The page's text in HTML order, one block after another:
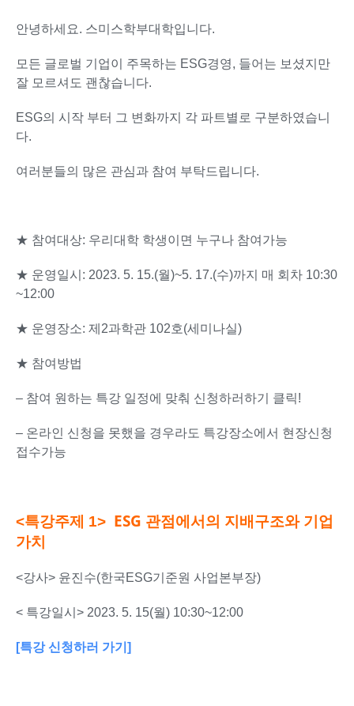
안녕하세요. 스미스학부대학입니다.
모든 글로벌 기업이 주목하는 ESG경영, 들어는 보셨지만
잘 모르셔도 괜찮습니다.
ESG의 시작 부터 그 변화까지 각 파트별로 구분하였습니
다.
여러분들의 많은 관심과 참여 부탁드립니다.
★ 참여대상: 우리대학 학생이면 누구나 참여가능
★ 운영일시: 2023. 5. 15.(월)~5. 17.(수)까지 매 회차 10:30
~12:00
★ 운영장소: 제2과학관 102호(세미나실)
★ 참여방법
– 참여 원하는 특강 일정에 맞춰 신청하러하기 클릭!
– 온라인 신청을 못했을 경우라도 특강장소에서 현장신청
접수가능
<특강주제 1> ESG 관점에서의 지배구조와 기업
가치
<강사> 윤진수(한국ESG기준원 사업본부장)
< 특강일시> 2023. 5. 15(월) 10:30~12:00
[특강 신청하러 가기]